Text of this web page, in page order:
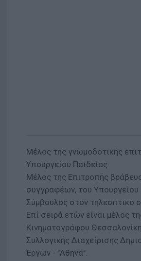
Mέλος της γνωμοδοτικής
Υπουργείου Παιδείας.
Mέλος της Επιτροπής
συγγραφέων, του Υπουργείου
Σύμβουλος στον τηλεοπτικό
Επί σειρά ετών είναι μέλος
Κινηματογράφου
Συλλογικής Διαχείρισης
Έργων - "Αθηνά".